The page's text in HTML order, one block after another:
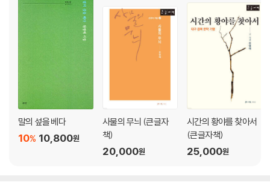
- 박수근의 둥근 선으로 된 그림들
엘리 엘리 레마 사박타니, 예수
깨어나지 못할 묵서명을 새기며, 백자항아리
공간
가능성이 사라진 침묵, 흰옷
- 영화 〈아쉬람〉
말의 섶을 베다
10,800원
10%
사물의 무늬 (큰글자
책)
20,000원
시간의 황야를 찾아서
(큰글자책)
25,000원